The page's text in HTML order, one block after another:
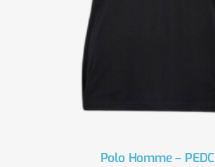
Polo Homme – PEDC